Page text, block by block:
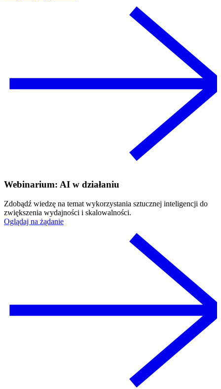
Webinarium: AI w działaniu
Zdobądź wiedzę na temat wykorzystania sztucznej inteligencji do
zwiększenia wydajności i skalowalności.
Oglądaj na żądanie